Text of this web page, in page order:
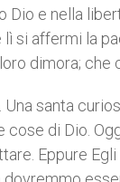
Dio e nella
lì si affermi la
dimora; che
santa
di Dio.
Eppure